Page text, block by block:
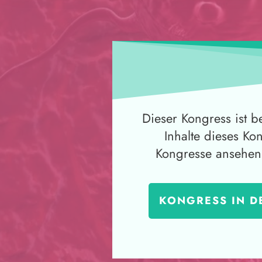
Dieser Kongress ist
Inhalte dieses
Kongresse
KONGRESS IN